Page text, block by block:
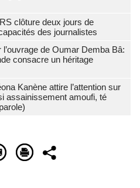
clôture deux jours de
des journalistes
de Oumar Demba Bâ:
consacre un héritage
Kanène attire l’attention sur
assainissement amoufi, té